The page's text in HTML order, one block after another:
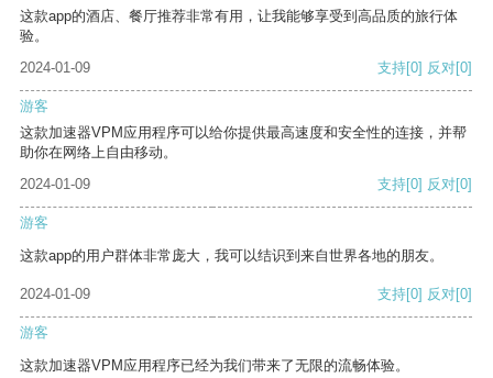
这款app的酒店、餐厅推荐非常有用，让我能够享受到高品质的旅行体
验。
2024-01-09
支持[0] 反对[0]
游客
这款加速器VPM应用程序可以给你提供最高速度和安全性的连接，并帮
助你在网络上自由移动。
2024-01-09
支持[0] 反对[0]
游客
这款app的用户群体非常庞大，我可以结识到来自世界各地的朋友。
2024-01-09 支持[0] 反对[0]
游客
这款加速器VPM应用程序已经为我们带来了无限的流畅体验。